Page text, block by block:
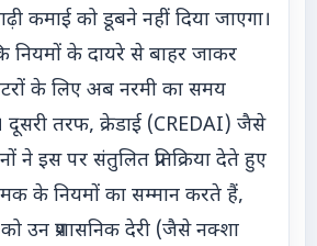
कमाई को डूबने नहीं दिया जाएगा।
नियमों के दायरे से बाहर जाकर
के लिए अब नरमी का समय
दूसरी तरफ, क्रेडाई (CREDAI) जैसे
ने इस पर संतुलित प्रतिक्रिया देते हुए
के नियमों का सम्मान करते हैं,
को उन प्रशासनिक देरी (जैसे नक्शा